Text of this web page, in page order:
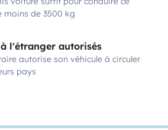
moins de 3500 kg
l'étranger autorisés
autorise son véhicule à circuler
pays